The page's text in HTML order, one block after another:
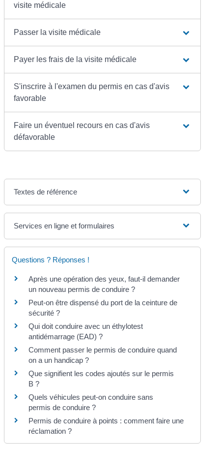
visite médicale
Passer la visite médicale
Payer les frais de la visite médicale
S'inscrire à l'examen du permis en cas d'avis
favorable
Faire un éventuel recours en cas d'avis
défavorable
Textes de référence
Services en ligne et formulaires
Questions ? Réponses !
Après une opération des yeux, faut-il demander
un nouveau permis de conduire ?
Peut-on être dispensé du port de la ceinture de
sécurité ?
Qui doit conduire avec un éthylotest
antidémarrage (EAD) ?
Comment passer le permis de conduire quand
on a un handicap ?
Que signifient les codes ajoutés sur le permis
B ?
Quels véhicules peut-on conduire sans
permis de conduire ?
Permis de conduire à points : comment faire une
réclamation ?